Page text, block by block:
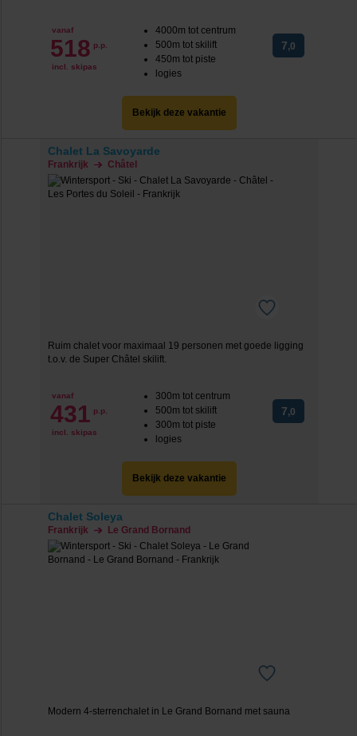
vanaf
518 p.p.
incl. skipas
4000m tot centrum
500m tot skilift
450m tot piste
logies
7,0
Bekijk deze vakantie
Chalet La Savoyarde
Frankrijk Châtel
Ruim chalet voor maximaal 19 personen met goede ligging
t.o.v. de Super Châtel skilift.
vanaf
431 p.p.
incl. skipas
300m tot centrum
500m tot skilift
300m tot piste
logies
7,0
Bekijk deze vakantie
Chalet Soleya
Frankrijk Le Grand Bornand
Modern 4-sterrenchalet in Le Grand Bornand met sauna